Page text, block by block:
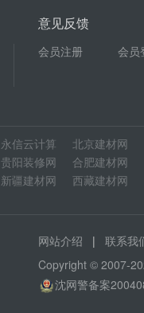
意见反馈
会员注册 会员
永信云计算 北京建材网
贵阳装修网 合肥建材网
新疆建材网 西藏建材网
网站介绍 | 联系我
Copyright © 2007-
沈网警备案